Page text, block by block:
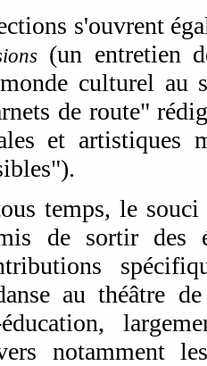
s'ouvrent
(un entretien
culturel au
de route"
et artistiques
temps, le
de sortir des
au théâtre
notamment